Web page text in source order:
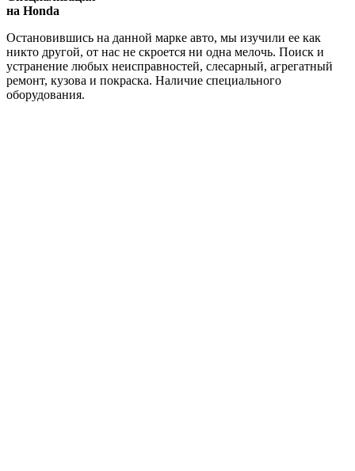
на Honda
Остановившись на данной марке авто, мы изучили ее как
никто другой, от нас не скроется ни одна мелочь. Поиск и
устранение любых неисправностей, слесарный, агрегатный
ремонт, кузова и покраска. Наличие специального
оборудования.